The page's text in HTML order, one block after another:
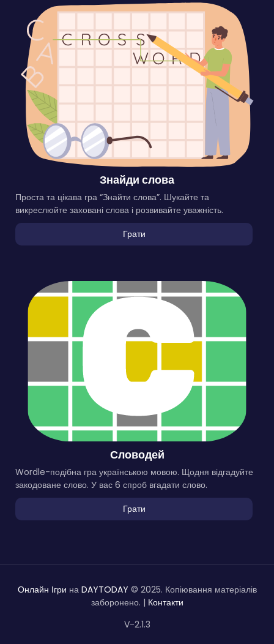
Знайди слова
Проста та цікава гра “Знайти слова”. Шукайте та
викреслюйте заховані слова і розвивайте уважність.
Грати
Словодей
Wordle-подібна гра українською мовою. Щодня відгадуйте
закодоване слово. У вас 6 спроб вгадати слово.
Грати
Онлайн Ігри на DAYTODAY © 2025. Копіювання матеріалів
заборонено. | Контакти
V-2.1.3